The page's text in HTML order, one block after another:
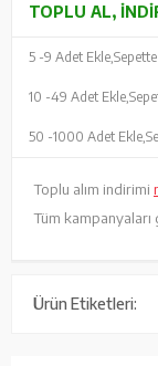
TOPLU AL,
5 -9 Adet Ekle,
10 -49 Adet Ekle,
50 -1000 Adet Ekle,
Toplu alım indirimi
Tüm kampanyaları
Ürün Etiketleri: